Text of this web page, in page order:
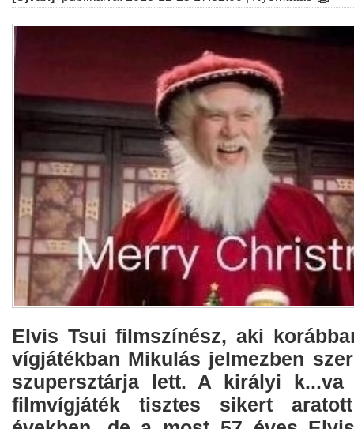
Elvis Tsui filmszínész, aki
vígjátékban Mikulás jelmezben
szupersztárja lett. A királyi k...va
filmvígjáték tisztes sikert